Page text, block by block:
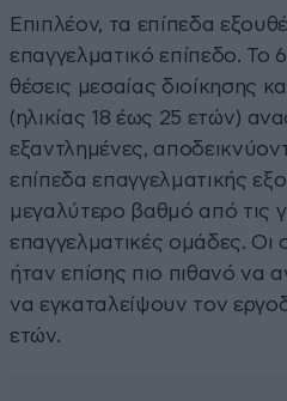
Επιπλέον, τα επίπεδα
επαγγελματικό επίπεδο. Το
θέσεις μεσαίας διοίκησης
(ηλικίας 18 έως 25 ετών)
εξαντλημένες,
επίπεδα επαγγελματικής
μεγαλύτερο βαθμό από τις
επαγγελματικές ομάδες. Οι
ήταν επίσης πιο πιθανό να
να εγκαταλείψουν τον
ετών.